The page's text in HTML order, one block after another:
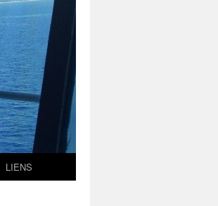
LIENS